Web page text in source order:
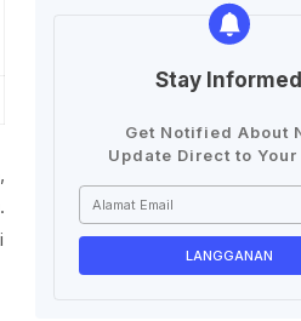
Stay Informed
Get Notified About
Update Direct to